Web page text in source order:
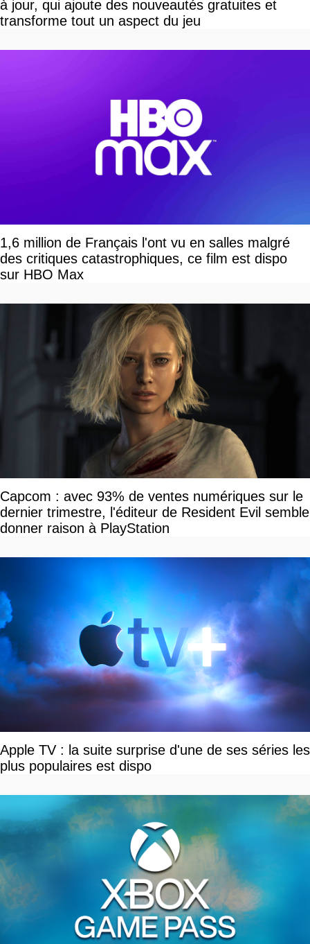
à jour, qui ajoute des nouveautés gratuites et
transforme tout un aspect du jeu
1,6 million de Français l'ont vu en salles malgré
des critiques catastrophiques, ce film est dispo
sur HBO Max
Capcom : avec 93% de ventes numériques sur le
dernier trimestre, l'éditeur de Resident Evil semble
donner raison à PlayStation
Apple TV : la suite surprise d'une de ses séries les
plus populaires est dispo